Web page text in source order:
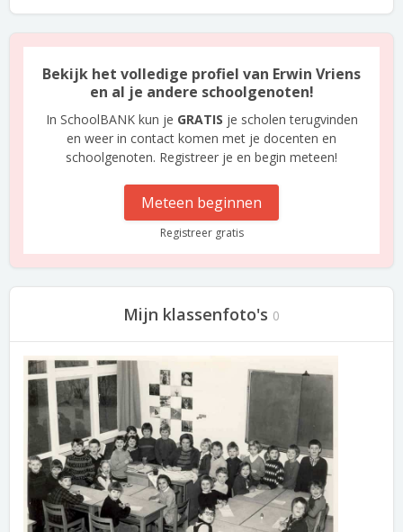
Bekijk het volledige profiel van Erwin Vriens
en al je andere schoolgenoten!
In SchoolBANK kun je GRATIS je scholen terugvinden
en weer in contact komen met je docenten en
schoolgenoten. Registreer je en begin meteen!
Meteen beginnen
Registreer gratis
Mijn klassenfoto's 0